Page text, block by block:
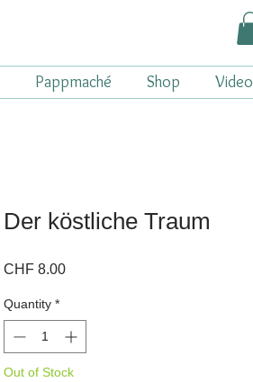
Pappmaché Shop
Der köstliche Traum
CHF 8.00Price
Quantity *
Out of Stock